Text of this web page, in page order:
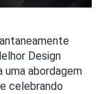
Design
uma abordagem
celebrando